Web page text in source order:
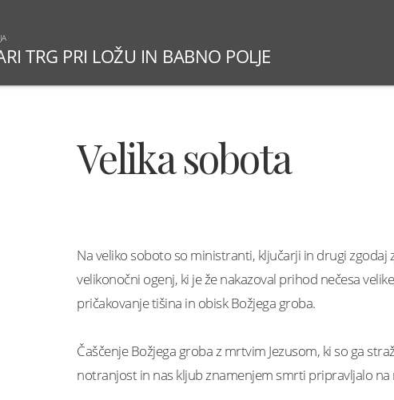
TRG PRI LOŽU IN BABNO POLJE
Velika sobota
Na veliko soboto so ministranti, ključarji in drugi
velikonočni ogenj, ki je že nakazoval prihod nečesa
pričakovanje tišina in obisk Božjega groba.
Čaščenje Božjega groba z mrtvim Jezusom, ki so ga
notranjost in nas kljub znamenjem smrti pripravljalo na